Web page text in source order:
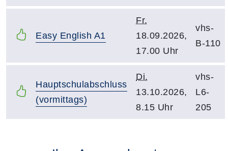
Easy English A1
Fr.
18.09.2026,
17.00 Uhr
vhs-
B-110
Hauptschulabschluss
(vormittags)
Di.
13.10.2026,
8.15 Uhr
vhs-
L6-
205